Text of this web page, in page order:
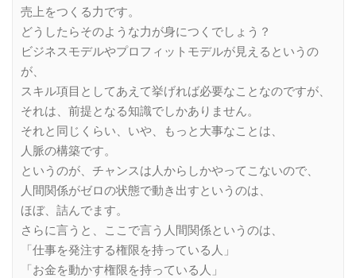
売上をつくる力です。
どうしたらそのような力が身につくでしょう？
ビジネスモデルやプロフィットモデルが見えるというの
が、
スキル項目としてあえて挙げれば必要なことなのですが、
それは、前提となる知識でしかありません。
それと同じくらい、いや、もっと大事なことは、
人脈の構築です。
というのが、チャンスは人からしかやってこないので、
人間関係がゼロの状態で動き出すというのは、
ほぼ、詰んでます。
さらに言うと、ここで言う人間関係というのは、
「仕事を発注する権限を持っている人」
「お金を動かす権限を持っている人」